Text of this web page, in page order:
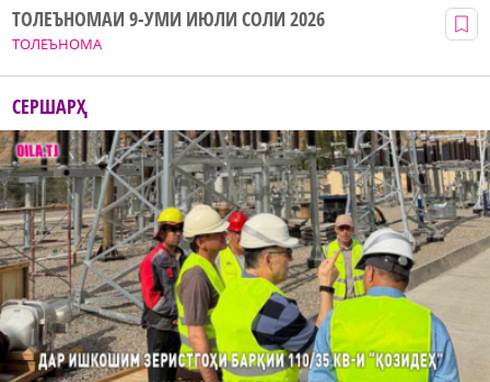
ТОЛЕЪНОМА
ТОЛЕЪНОМАИ 9-УМИ ИЮЛИ СОЛИ 2026
СЕРШАРҲ